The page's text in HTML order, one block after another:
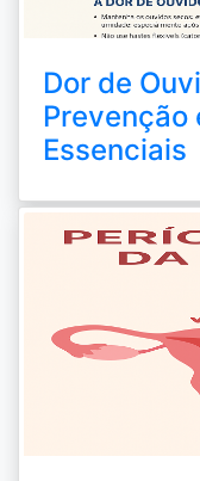
Dor de
Prevenção
Essenciais